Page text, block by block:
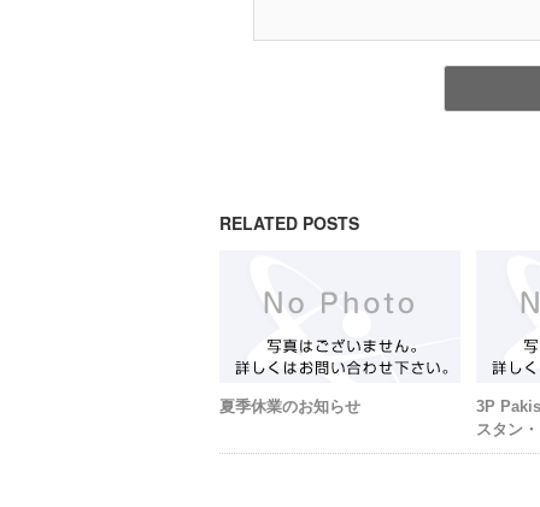
RELATED POSTS
夏季休業のお知らせ
3P
スタン